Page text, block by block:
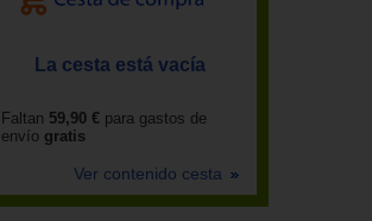
La cesta está vacía
Faltan 59,90 € para gastos de
envío gratis
Ver contenido cesta